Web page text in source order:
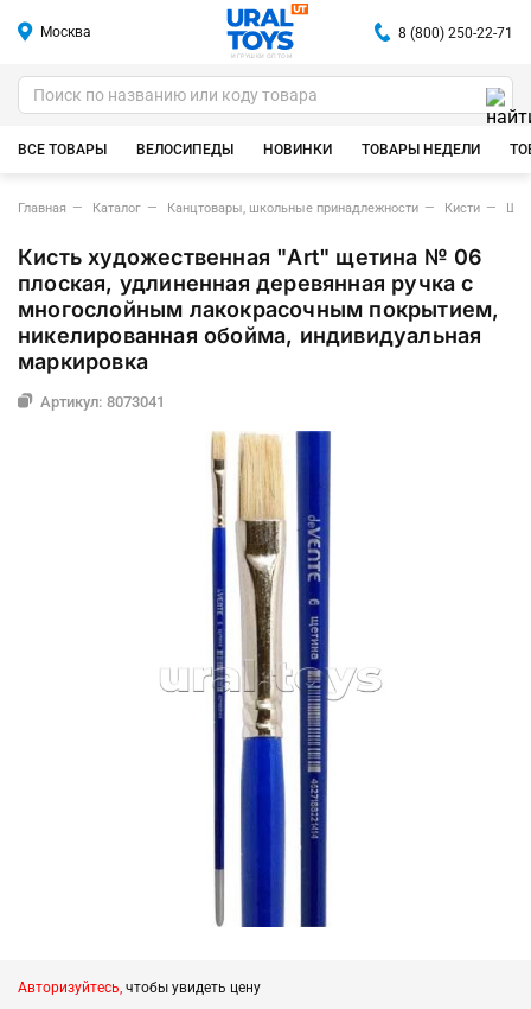
Москва
ИГРУШКИ ОПТОМ
8 (800) 250-22-71
ВСЕ ТОВАРЫ ВЕЛОСИПЕДЫ НОВИНКИ ТОВАРЫ НЕДЕЛИ
Главная Каталог Канцтовары, школьные принадлежности Кисти
Кисть художественная "Art" щетина № 06
плоская, удлиненная деревянная ручка с
многослойным лакокрасочным покрытием,
никелированная обойма, индивидуальная
маркировка
Артикул: 8073041
Авторизуйтесь, чтобы увидеть цену